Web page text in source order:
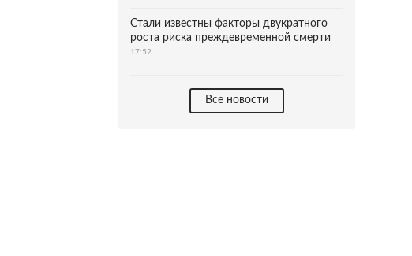
Стали известны факторы двукратного
роста риска преждевременной смерти
17:52
Все новости